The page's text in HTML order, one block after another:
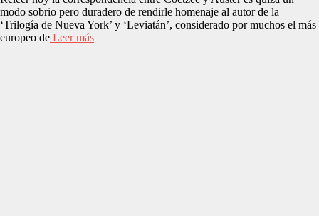
modo sobrio pero duradero de rendirle homenaje al autor de la
‘Trilogía de Nueva York’ y ‘Leviatán’, considerado por muchos el más
europeo de Leer más